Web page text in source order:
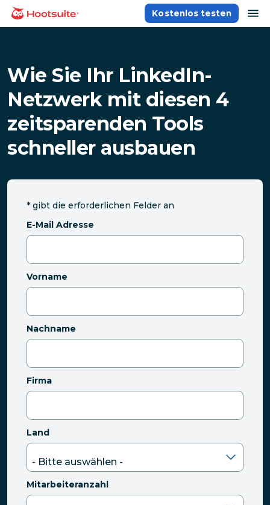
Direkt
zumHomepage
Kostenlos testen
Wie Sie Ihr LinkedIn-
Netzwerk mit diesen 4
zeitsparenden Tools
schneller ausbauen
* gibt die erforderlichen Felder an
E-Mail Adresse
Vorname
Nachname
Firma
Land
Mitarbeiteranzahl